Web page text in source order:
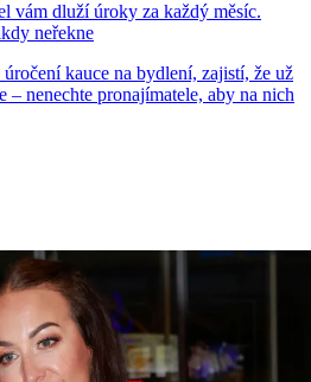
vám dluží úroky za každý měsíc.
neřekne
kauce na bydlení, zajistí, že už
– nenechte pronajímatele, aby na nich